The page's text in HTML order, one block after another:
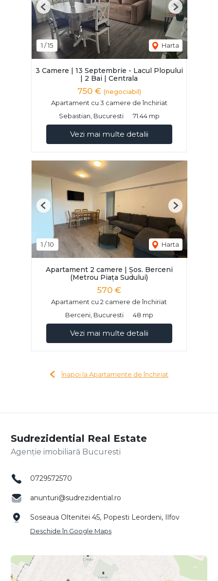
1 /15 Harta
Previous Next
3 Camere | 13 Septembrie - Lacul Plopului
| 2 Bai | Centrala
750 € (negociabil)
Apartament cu 3 camere de închiriat
Sebastian, Bucuresti
71.44 mp
Vezi mai multe detalii
1 /10 Harta
Previous Next
Apartament 2 camere | Șos. Berceni
(Metrou Piața Sudului)
570 €
Apartament cu 2 camere de închiriat
Berceni, Bucuresti
48 mp
Vezi mai multe detalii
Înapoi la Apartamente de închiriat
Sudrezidential Real Estate
Agenție imobiliară Bucuresti
0729572570
anunturi@sudrezidential.ro
Soseaua Oltenitei 45, Popesti Leordeni, Ilfov
Deschide în Google Maps